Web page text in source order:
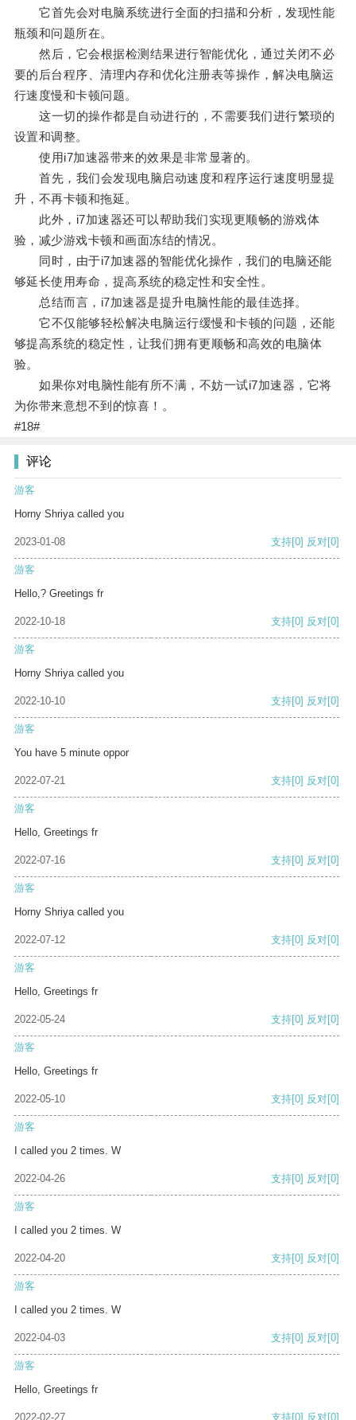
它首先会对电脑系统进行全面的扫描和分析，发现性能
瓶颈和问题所在。
然后，它会根据检测结果进行智能优化，通过关闭不必
要的后台程序、清理内存和优化注册表等操作，解决电脑运
行速度慢和卡顿问题。
这一切的操作都是自动进行的，不需要我们进行繁琐的
设置和调整。
使用i7加速器带来的效果是非常显著的。
首先，我们会发现电脑启动速度和程序运行速度明显提
升，不再卡顿和拖延。
此外，i7加速器还可以帮助我们实现更顺畅的游戏体
验，减少游戏卡顿和画面冻结的情况。
同时，由于i7加速器的智能优化操作，我们的电脑还能
够延长使用寿命，提高系统的稳定性和安全性。
总结而言，i7加速器是提升电脑性能的最佳选择。
它不仅能够轻松解决电脑运行缓慢和卡顿的问题，还能
够提高系统的稳定性，让我们拥有更顺畅和高效的电脑体
验。
如果你对电脑性能有所不满，不妨一试i7加速器，它将
为你带来意想不到的惊喜！。
#18#
评论
游客
Horny Shriya called you
2023-01-08 支持[0] 反对[0]
游客
Hello,? Greetings fr
2022-10-18 支持[0] 反对[0]
游客
Horny Shriya called you
2022-10-10 支持[0] 反对[0]
游客
You have 5 minute oppor
2022-07-21 支持[0] 反对[0]
游客
Hello, Greetings fr
2022-07-16 支持[0] 反对[0]
游客
Horny Shriya called you
2022-07-12 支持[0] 反对[0]
游客
Hello, Greetings fr
2022-05-24 支持[0] 反对[0]
游客
Hello, Greetings fr
2022-05-10 支持[0] 反对[0]
游客
I called you 2 times. W
2022-04-26 支持[0] 反对[0]
游客
I called you 2 times. W
2022-04-20 支持[0] 反对[0]
游客
I called you 2 times. W
2022-04-03 支持[0] 反对[0]
游客
Hello, Greetings fr
2022-02-27 支持[0] 反对[0]